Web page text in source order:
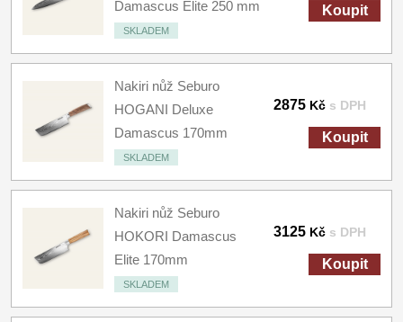
Damascus Elite 250 mm
SKLADEM
Koupit
Nakiri nůž Seburo
HOGANI Deluxe
Damascus 170mm
SKLADEM
2875 Kč s DPH
Koupit
Nakiri nůž Seburo
HOKORI Damascus
Elite 170mm
SKLADEM
3125 Kč s DPH
Koupit